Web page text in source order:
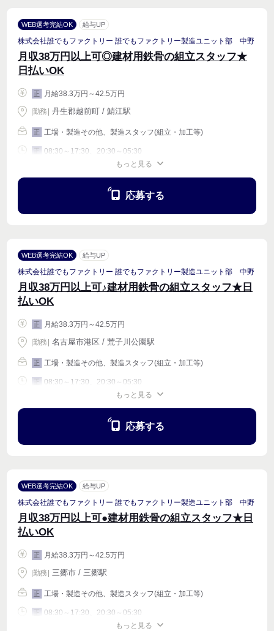
WEB選考完結OK 給与UP
株式会社誰でもファクトリー 誰でもファクトリー製造ユニット部 中野
月収38万円以上可◎建材用鉄骨の組立スタッフ★
日払いOK
正 月給38.3万円～42.5万円
|勤務 丹生郡越前町 / 鯖江駅
正 工場・製造その他、製造スタッフ(組立・加工等)
正 08:30～17:30、20:30～05:30
もっと見る
応募する
WEB選考完結OK 給与UP
株式会社誰でもファクトリー 誰でもファクトリー製造ユニット部 中野
月収38万円以上可♪建材用鉄骨の組立スタッフ★日
払いOK
正 月給38.3万円～42.5万円
|勤務 名古屋市港区 / 荒子川公園駅
正 工場・製造その他、製造スタッフ(組立・加工等)
正 08:30～17:30、20:30～05:30
もっと見る
応募する
WEB選考完結OK 給与UP
株式会社誰でもファクトリー 誰でもファクトリー製造ユニット部 中野
月収38万円以上可●建材用鉄骨の組立スタッフ★日
払いOK
正 月給38.3万円～42.5万円
|勤務 三郷市 / 三郷駅
正 工場・製造その他、製造スタッフ(組立・加工等)
正 08:30～17:30、20:30～05:30
もっと見る